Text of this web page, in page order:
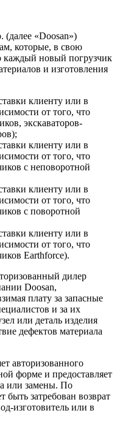
(далее «Doosan»)
которые, в свою
каждый новый погрузчик
и изготовления
клиенту или в
от того, что
экскаваторов-
клиенту или в
от того, что
с неповоротной
клиенту или в
от того, что
с поворотной
клиенту или в
от того, что
Earthforce).
дилер
Doosan,
плату за запасные
и за их
или деталь изделия
дефектов материала
авторизованного
форме и предоставляет
или замены. По
затребован возврат
изготовитель или в